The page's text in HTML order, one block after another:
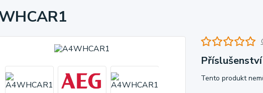
Tento produkt